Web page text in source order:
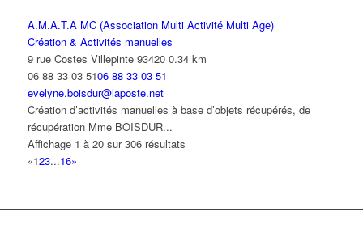
A.M.A.T.A MC (Association Multi Activité Multi Age)
Création & Activités manuelles
9 rue Costes Villepinte 93420 0.34 km
06 88 33 03 5106 88 33 03 51
evelyne.boisdur@laposte.net
Création d’activités manuelles à base d’objets récupérés, de
récupération Mme BOISDUR...
Affichage 1 à 20 sur 306 résultats
«123...16»